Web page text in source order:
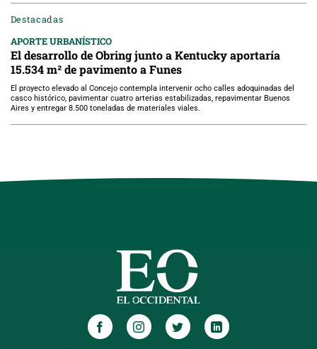
Destacadas
APORTE URBANÍSTICO
El desarrollo de Obring junto a Kentucky aportaría
15.534 m² de pavimento a Funes
El proyecto elevado al Concejo contempla intervenir ocho calles adoquinadas del
casco histórico, pavimentar cuatro arterias estabilizadas, repavimentar Buenos
Aires y entregar 8.500 toneladas de materiales viales.